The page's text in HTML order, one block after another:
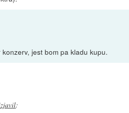
jest bom pa kladu kupu.
: